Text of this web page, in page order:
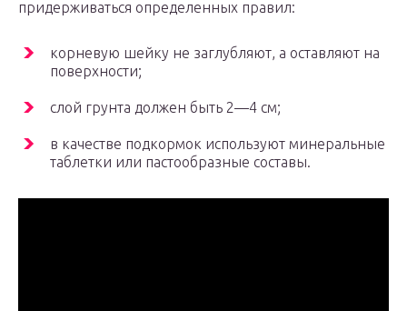
придерживаться определенных правил:
корневую шейку не заглубляют, а оставляют на
поверхности;
слой грунта должен быть 2—4 см;
в качестве подкормок используют минеральные
таблетки или пастообразные составы.